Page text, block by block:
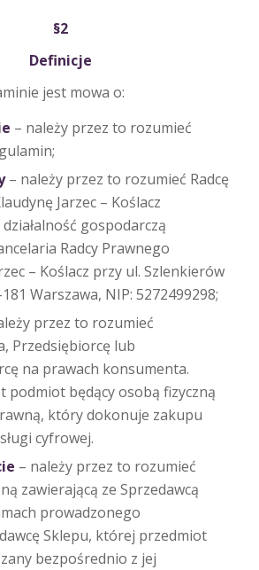
§2
Definicje
jest mowa o:
– należy przez to rozumieć
– należy przez to rozumieć Radcę
Jarzec – Koślacz
gospodarczą
Radcy Prawnego
– Koślacz przy ul. Szlenkierów
Warszawa, NIP: 5272499298;
przez to rozumieć
Przedsiębiorcę lub
na prawach konsumenta.
podmiot będący osobą fizyczną
który dokonuje zakupu
cyfrowej.
– należy przez to rozumieć
zawierającą ze Sprzedawcą
prowadzonego
Sklepu, której przedmiot
bezpośrednio z jej